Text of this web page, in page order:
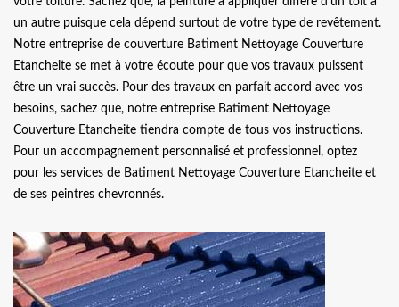
un autre puisque cela dépend surtout de votre type de revêtement.
Notre entreprise de couverture Batiment Nettoyage Couverture
Etancheite se met à votre écoute pour que vos travaux puissent
être un vrai succès. Pour des travaux en parfait accord avec vos
besoins, sachez que, notre entreprise Batiment Nettoyage
Couverture Etancheite tiendra compte de tous vos instructions.
Pour un accompagnement personnalisé et professionnel, optez
pour les services de Batiment Nettoyage Couverture Etancheite et
de ses peintres chevronnés.